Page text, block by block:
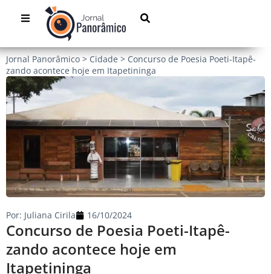
Jornal Panorâmico > Cidade > Concurso de Poesia Poeti-Itapê-
zando acontece hoje em Itapetininga
Concurso de Poesia Poeti-Itapê-
zando acontece hoje em
Itapetininga
Por: Juliana Cirila 16/10/2024